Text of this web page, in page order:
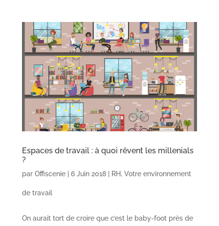
Espaces de travail : à quoi rêvent les millenials
?
par Offiscenie| 6 Juin 2018| RH, Votre environnement
de travail
On aurait tort de croire que c’est le baby-foot près de